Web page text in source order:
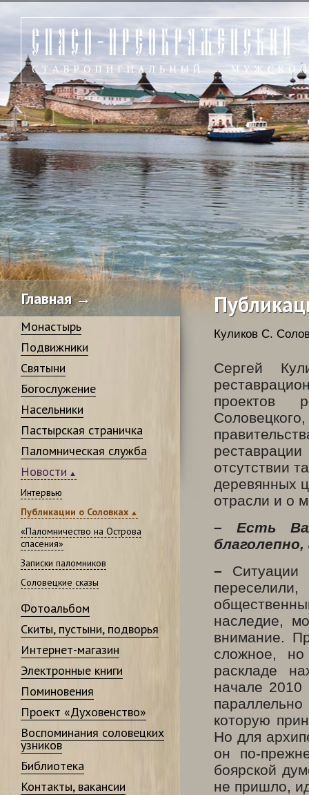
Главная →
Монастырь
Подвижники
Святыни
Богослужение
Насельники
Пастырская страничка
Паломническая служба
Новости
Интервью
Публикации о Соловках
«Паломничество на Острова
спасения»
Записки паломников
Соловецкие сказы
Фотоальбом
Скиты, пустыни, подворья
Интернет-магазин
Электронные книги
Поминовения
Проект «Духовенство»
Воспоминания соловецких
узников
Библиотека
Контакты, вакансии
Куликов С.
Сергей
проектов
отсутствии
деревянных
отрасли и о
– Есть
–
наследие,
внимание.
сложное,
раскладе
начале 2010
которую
Но для
он по-
боярской
не пришло,